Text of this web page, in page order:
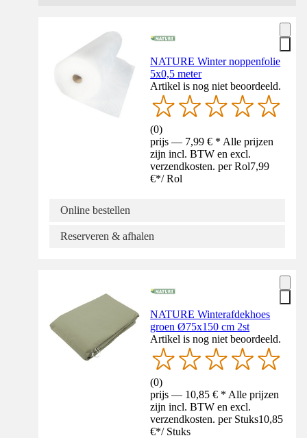
NATURE Winter noppenfolie
5x0,5 meter
Artikel is nog niet beoordeeld.
(0)
prijs — 7,99 € * Alle prijzen
zijn incl. BTW en excl.
verzendkosten. per Rol7,99
€*/ Rol
Online bestellen
Reserveren & afhalen
NATURE Winterafdekhoes
groen Ø75x150 cm 2st
Artikel is nog niet beoordeeld.
(0)
prijs — 10,85 € * Alle prijzen
zijn incl. BTW en excl.
verzendkosten. per Stuks10,85
€*/ Stuks